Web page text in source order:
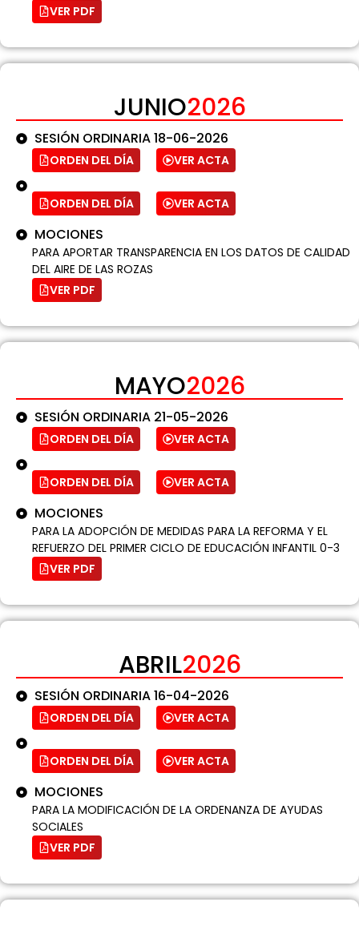
VER PDF
JUNIO2026
SESIÓN ORDINARIA 18-06-2026
ORDEN DEL DÍA VER ACTA
ORDEN DEL DÍA VER ACTA
MOCIONES
PARA APORTAR TRANSPARENCIA EN LOS DATOS DE CALIDAD
DEL AIRE DE LAS ROZAS
VER PDF
MAYO2026
SESIÓN ORDINARIA 21-05-2026
ORDEN DEL DÍA VER ACTA
ORDEN DEL DÍA VER ACTA
MOCIONES
PARA LA ADOPCIÓN DE MEDIDAS PARA LA REFORMA Y EL
REFUERZO DEL PRIMER CICLO DE EDUCACIÓN INFANTIL 0-3
VER PDF
ABRIL2026
SESIÓN ORDINARIA 16-04-2026
ORDEN DEL DÍA VER ACTA
ORDEN DEL DÍA VER ACTA
MOCIONES
PARA LA MODIFICACIÓN DE LA ORDENANZA DE AYUDAS
SOCIALES
VER PDF